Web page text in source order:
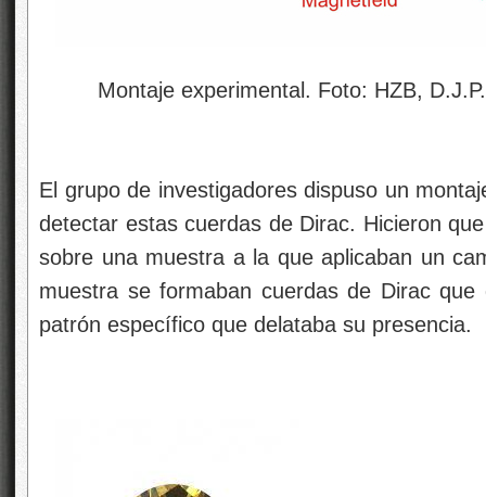
Montaje experimental. Foto: HZB, D.J.P.
El grupo de investigadores dispuso un
detectar estas cuerdas de Dirac. Hicieron
sobre una muestra a la que aplicaban un
muestra se formaban cuerdas de Dirac
patrón específico que delataba su presencia.